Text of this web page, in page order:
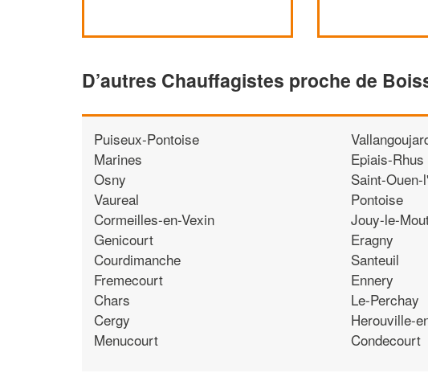
D’autres Chauffagistes proche de
Puiseux-Pontoise
Marines
Osny
Vaureal
Cormeilles-en-Vexin
Genicourt
Courdimanche
Fremecourt
Chars
Cergy
Menucourt
Epiais-Rhus
Saint-Ouen-
Pontoise
Jouy-le-
Eragny
Santeuil
Ennery
Le-Perchay
Herouville-
Condecourt